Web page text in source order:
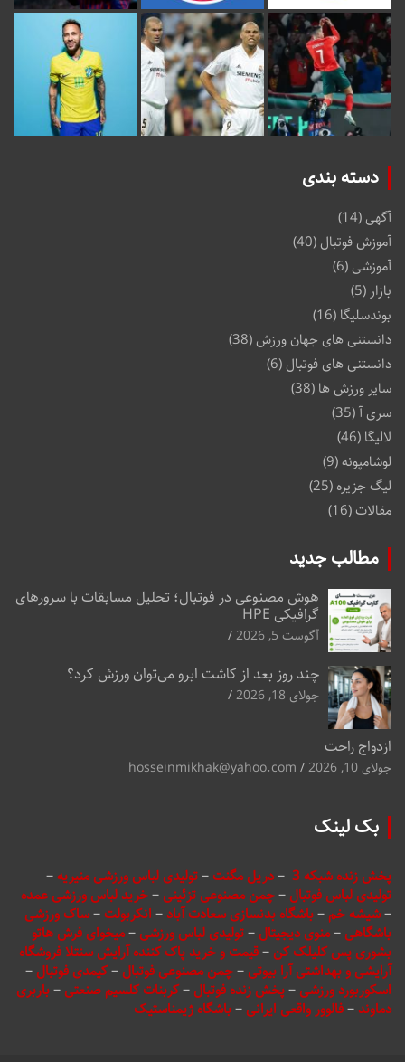
دسته بندی
آگهی(14)
آموزش فوتبال (40)
آموزشی(6)
بازار (5)
بوندسلیگا (16)
دانستنی های جهان ورزش(38)
دانستنی های فوتبال (6)
سایر ورزش ها (38)
سری آ(35)
لالیگا (46)
لوشامپونه(9)
لیگ جزیره (25)
مقالات(16)
مطالب جدید
هوش مصنوعی در فوتبال؛ تحلیل مسابقات با سرورهای
گرافیکی HPE
آگوست 5, 2026
چند روز بعد از کاشت ابرو می‌توان ورزش کرد؟
جولای 18, 2026
ازدواج راحت
جولای 10, 2026 hosseinmikhak@yahoo.com
بک لینک
پخش زنده شبکه 3 –دریل مگنت–تولیدی لباس ورزشی منیریه–
تولیدی لباس فوتبال –چمن مصنوعی تزئینی –خرید لباس ورزشی عمده
–شیشه خم–باشگاه بدنسازی سعادت آباد – انکربولت–ساک ورزشی
باشگاهی –منوی دیجیتال –تولیدی لباس ورزشی –میخوای فرش هاتو
بشوری پس کلیلک کن –قیمت و خرید پاک کننده آرایش سنتلا فروشگاه
آرایشی و بهداشتی آرا بیوتی –چمن مصنوعی فوتبال –کیمدی فوتبال –
اسکوربورد ورزشی –پخش زنده فوتبال –کربنات کلسیم صنعتی –باربری
دماوند–فالوور واقعی ایرانی –باشگاه ژیمناستیک